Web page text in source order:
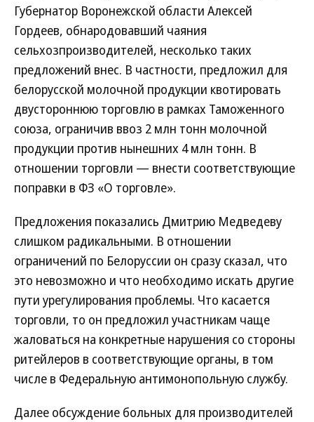
Губернатор Воронежской области Алексей
Гордеев, обнародовавший чаяния
сельхозпроизводителей, несколько таких
предложений внес. В частности, предложил для
белорусской молочной продукции квотировать
двустороннюю торговлю в рамках Таможенного
союза, ограничив ввоз 2 млн тонн молочной
продукции против нынешних 4 млн тонн. В
отношении торговли — внести соответствующие
поправки в ФЗ «О торговле».
Предложения показались Дмитрию Медведеву
слишком радикальными. В отношении
ограничений по Белоруссии он сразу сказал, что
это невозможно и что необходимо искать другие
пути урегулирования проблемы. Что касается
торговли, то он предложил участникам чаще
жаловаться на конкретные нарушения со стороны
ритейлеров в соответствующие органы, в том
числе в Федеральную антимонопольную службу.
Далее обсуждение больных для производителей